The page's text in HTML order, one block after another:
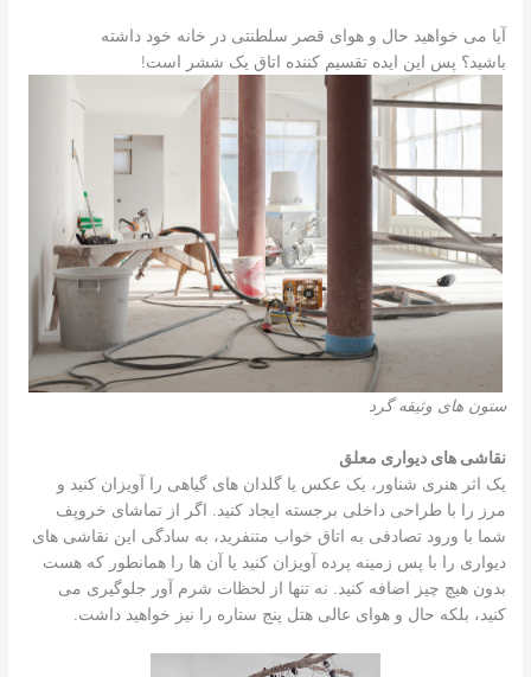
آیا می خواهید حال و هوای قصر سلطنتی در خانه خود داشته
باشید؟ پس این ایده تقسیم کننده اتاق یک ششر است!
ستون های وثیقه گرد
نقاشی های دیواری معلق
یک اثر هنری شناور، یک عکس یا گلدان های گیاهی را آویزان کنید و
مرز را با طراحی داخلی برجسته ایجاد کنید. اگر از تماشای خروپف
شما با ورود تصادفی به اتاق خواب متنفرید، به سادگی این نقاشی های
دیواری را با پس زمینه پرده آویزان کنید یا آن ها را همانطور که هست
بدون هیچ چیز اضافه کنید. نه تنها از لحظات شرم آور جلوگیری می
کنید، بلکه حال و هوای عالی هتل پنج ستاره را نیز خواهید داشت.